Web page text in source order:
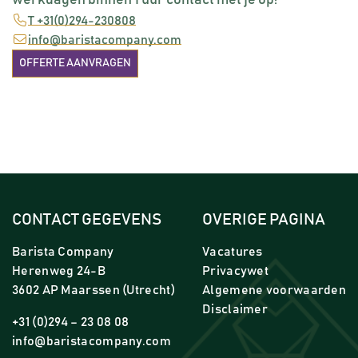
T +31(0)294-230808
info@baristacompany.com
OFFERTE AANVRAGEN
CONTACT GEGEVENS
Barista Company
Herenweg 24-B
3602 AP Maarssen (Utrecht)
+31 (0)294 – 23 08 08
info@baristacompany.com
OVERIGE PAGINA
Vacatures
Privacywet
Algemene voorwaarden
Disclaimer